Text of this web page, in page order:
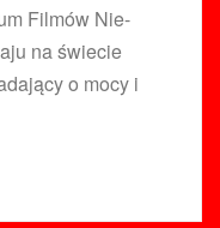
Filmów Nie-
na świecie
o mocy i